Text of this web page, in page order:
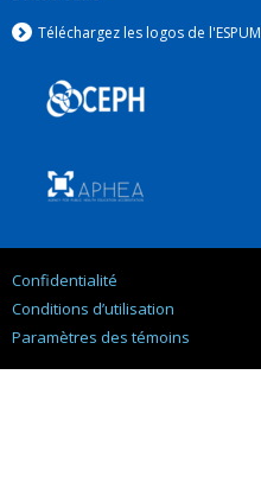
Téléchargez les logos de l'ESPUM
Confidentialité
Conditions d’utilisation
Paramètres des témoins